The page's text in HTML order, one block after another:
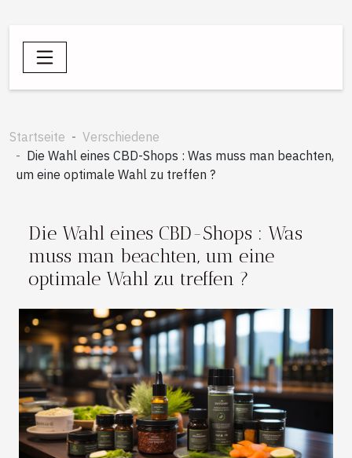
Startseite
Verschiedene
Die Wahl eines CBD-Shops : Was muss man beachten,
um eine optimale Wahl zu treffen ?
Die Wahl eines CBD-Shops : Was
muss man beachten, um eine
optimale Wahl zu treffen ?